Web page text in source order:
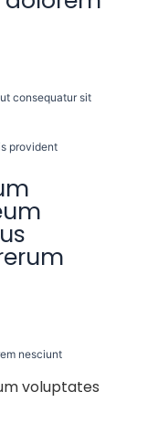
consequatur sit
provident
nesciunt